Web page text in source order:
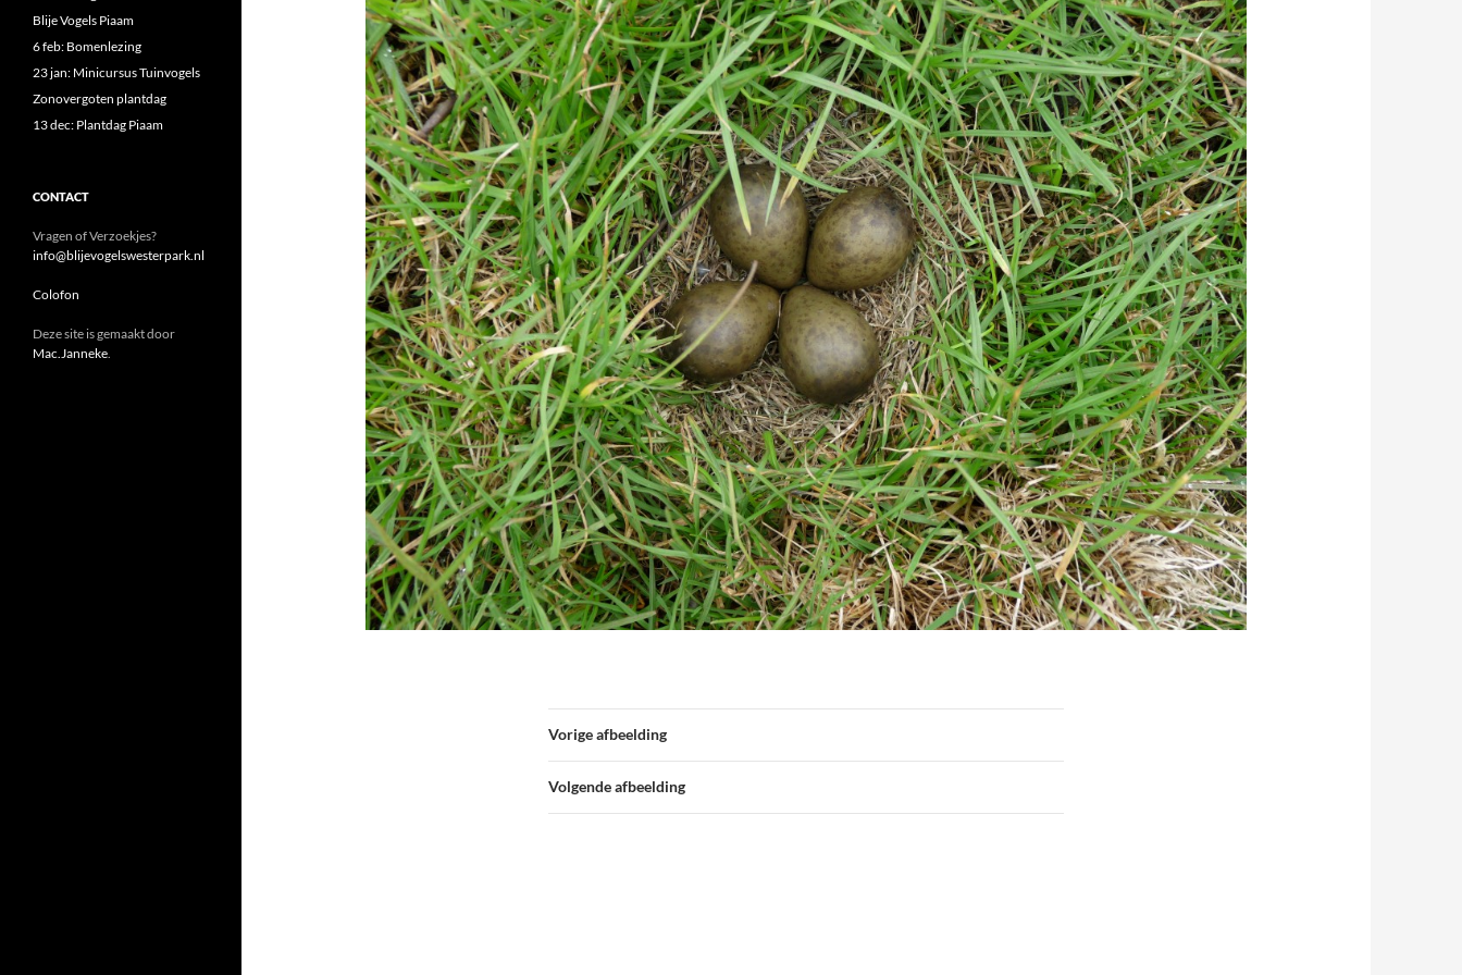
Vorige afbeelding
Volgende afbeelding
Blije Vogels Piaam
6 feb: Bomenlezing
23 jan: Minicursus Tuinvogels
Zonovergoten plantdag
13 dec: Plantdag Piaam
CONTACT
Vragen of Verzoekjes?
info@blijevogelswesterpark.nl
Colofon
Deze site is gemaakt door
Mac.Janneke.